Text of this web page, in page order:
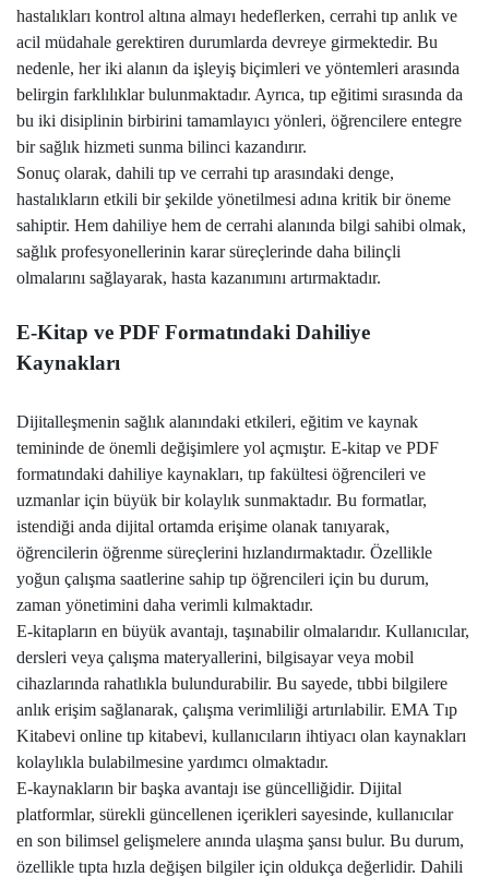
hastalıkları kontrol altına almayı hedeflerken, cerrahi tıp anlık ve
acil müdahale gerektiren durumlarda devreye girmektedir. Bu
nedenle, her iki alanın da işleyiş biçimleri ve yöntemleri arasında
belirgin farklılıklar bulunmaktadır. Ayrıca, tıp eğitimi sırasında da
bu iki disiplinin birbirini tamamlayıcı yönleri, öğrencilere entegre
bir sağlık hizmeti sunma bilinci kazandırır.
Sonuç olarak, dahili tıp ve cerrahi tıp arasındaki denge,
hastalıkların etkili bir şekilde yönetilmesi adına kritik bir öneme
sahiptir. Hem dahiliye hem de cerrahi alanında bilgi sahibi olmak,
sağlık profesyonellerinin karar süreçlerinde daha bilinçli
olmalarını sağlayarak, hasta kazanımını artırmaktadır.
E-Kitap ve PDF Formatındaki Dahiliye
Kaynakları
Dijitalleşmenin sağlık alanındaki etkileri, eğitim ve kaynak
temininde de önemli değişimlere yol açmıştır. E-kitap ve PDF
formatındaki dahiliye kaynakları, tıp fakültesi öğrencileri ve
uzmanlar için büyük bir kolaylık sunmaktadır. Bu formatlar,
istendiği anda dijital ortamda erişime olanak tanıyarak,
öğrencilerin öğrenme süreçlerini hızlandırmaktadır. Özellikle
yoğun çalışma saatlerine sahip tıp öğrencileri için bu durum,
zaman yönetimini daha verimli kılmaktadır.
E-kitapların en büyük avantajı, taşınabilir olmalarıdır. Kullanıcılar,
dersleri veya çalışma materyallerini, bilgisayar veya mobil
cihazlarında rahatlıkla bulundurabilir. Bu sayede, tıbbi bilgilere
anlık erişim sağlanarak, çalışma verimliliği artırılabilir. EMA Tıp
Kitabevi online tıp kitabevi, kullanıcıların ihtiyacı olan kaynakları
kolaylıkla bulabilmesine yardımcı olmaktadır.
E-kaynakların bir başka avantajı ise güncelliğidir. Dijital
platformlar, sürekli güncellenen içerikleri sayesinde, kullanıcılar
en son bilimsel gelişmelere anında ulaşma şansı bulur. Bu durum,
özellikle tıpta hızla değişen bilgiler için oldukça değerlidir. Dahili